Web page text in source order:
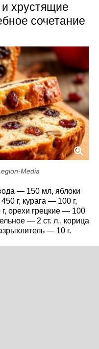
хрустящие
сочетание
Media
— 150 мл, яблоки
г, курага — 100 г,
орехи грецкие — 100
— 2 ст. л., корица
— 10 г.